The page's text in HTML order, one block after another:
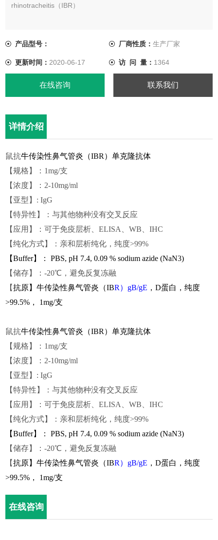
rhinotracheitis（IBR）
产品型号： 厂商性质： 生产厂家
更新时间： 2020-06-17 访 问 量： 1364
在线咨询 联系我们
详情介绍
鼠抗牛传染性鼻气管炎（IBR）单克隆抗体
【规格】：1mg/支
【浓度】：2-10mg/ml
【亚型】: IgG
【特异性】：与其他物种没有交叉反应
【应用】：可于免疫层析、ELISA、WB、IHC
【纯化方式】：亲和层析纯化，纯度>99%
【Buffer】：
PBS, pH 7.4, 0.09 % sodium azide (NaN3)
【储存】：-20℃，避免反复冻融
【抗原】牛传染性鼻气管炎（IBR）gB/gE ，D蛋白，纯度
>99.5%， 1mg/支
鼠抗牛传染性鼻气管炎（IBR）单克隆抗体
【规格】：1mg/支
【浓度】：2-10mg/ml
【亚型】: IgG
【特异性】：与其他物种没有交叉反应
【应用】：可于免疫层析、ELISA、WB、IHC
【纯化方式】：亲和层析纯化，纯度>99%
【Buffer】：
PBS, pH 7.4, 0.09 % sodium azide (NaN3)
【储存】：-20℃，避免反复冻融
【抗原】牛传染性鼻气管炎（IBR）gB/gE ，D蛋白，纯度
>99.5%， 1mg/支
在线咨询